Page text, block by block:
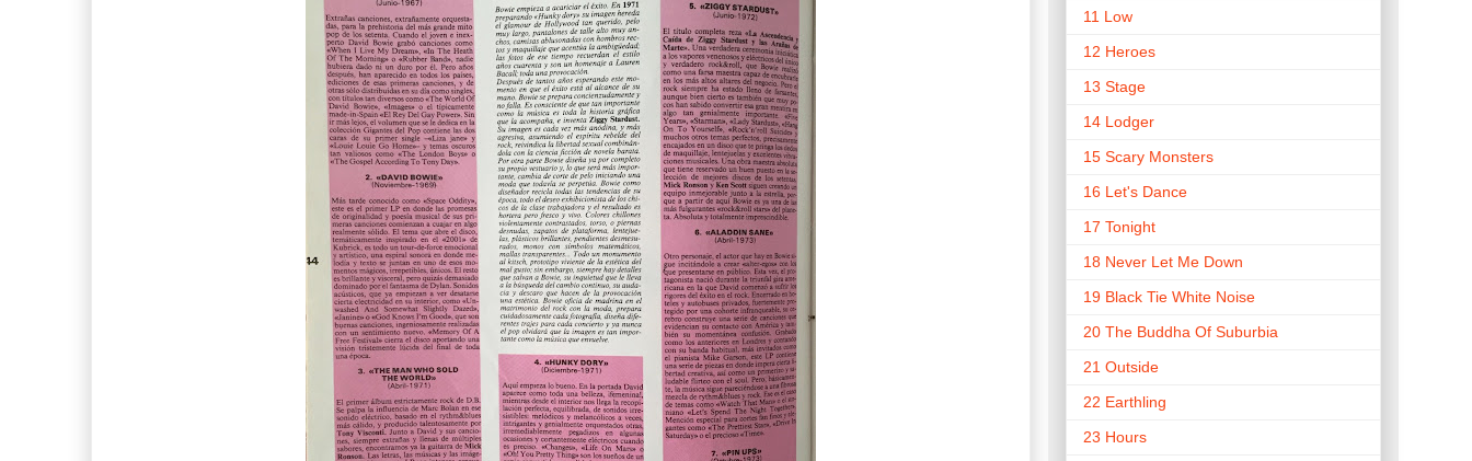
11 Low
12 Heroes
13 Stage
14 Lodger
15 Scary Monsters
16 Let's Dance
17 Tonight
18 Never Let Me Down
19 Black Tie White Noise
20 The Buddha Of Suburbia
21 Outside
22 Earthling
23 Hours